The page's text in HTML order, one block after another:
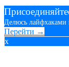
Делюсь лайфхаками
Перейти →
x